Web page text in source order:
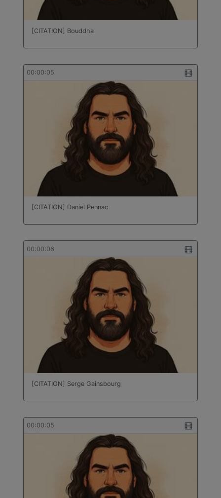
[CITATION] Bouddha
00:00:05
[CITATION] Daniel Pennac
00:00:06
[CITATION] Serge Gainsbourg
00:00:05